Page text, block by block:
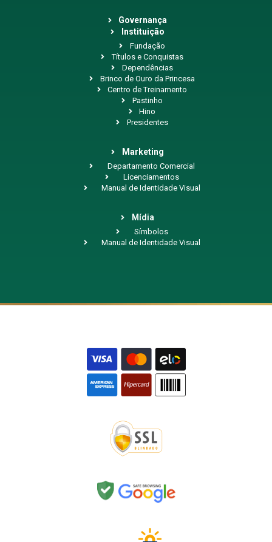
Governança
Instituição
Fundação
Títulos e Conquistas
Dependências
Brinco de Ouro da Princesa
Centro de Treinamento
Pastinho
Hino
Presidentes
Marketing
Departamento Comercial
Licenciamentos
Manual de Identidade Visual
Mídia
Símbolos
Manual de Identidade Visual